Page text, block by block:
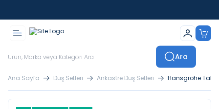
Ara
Ana Sayfa Duş Setleri Ankastre Duş Setleri Hansgrohe Talis